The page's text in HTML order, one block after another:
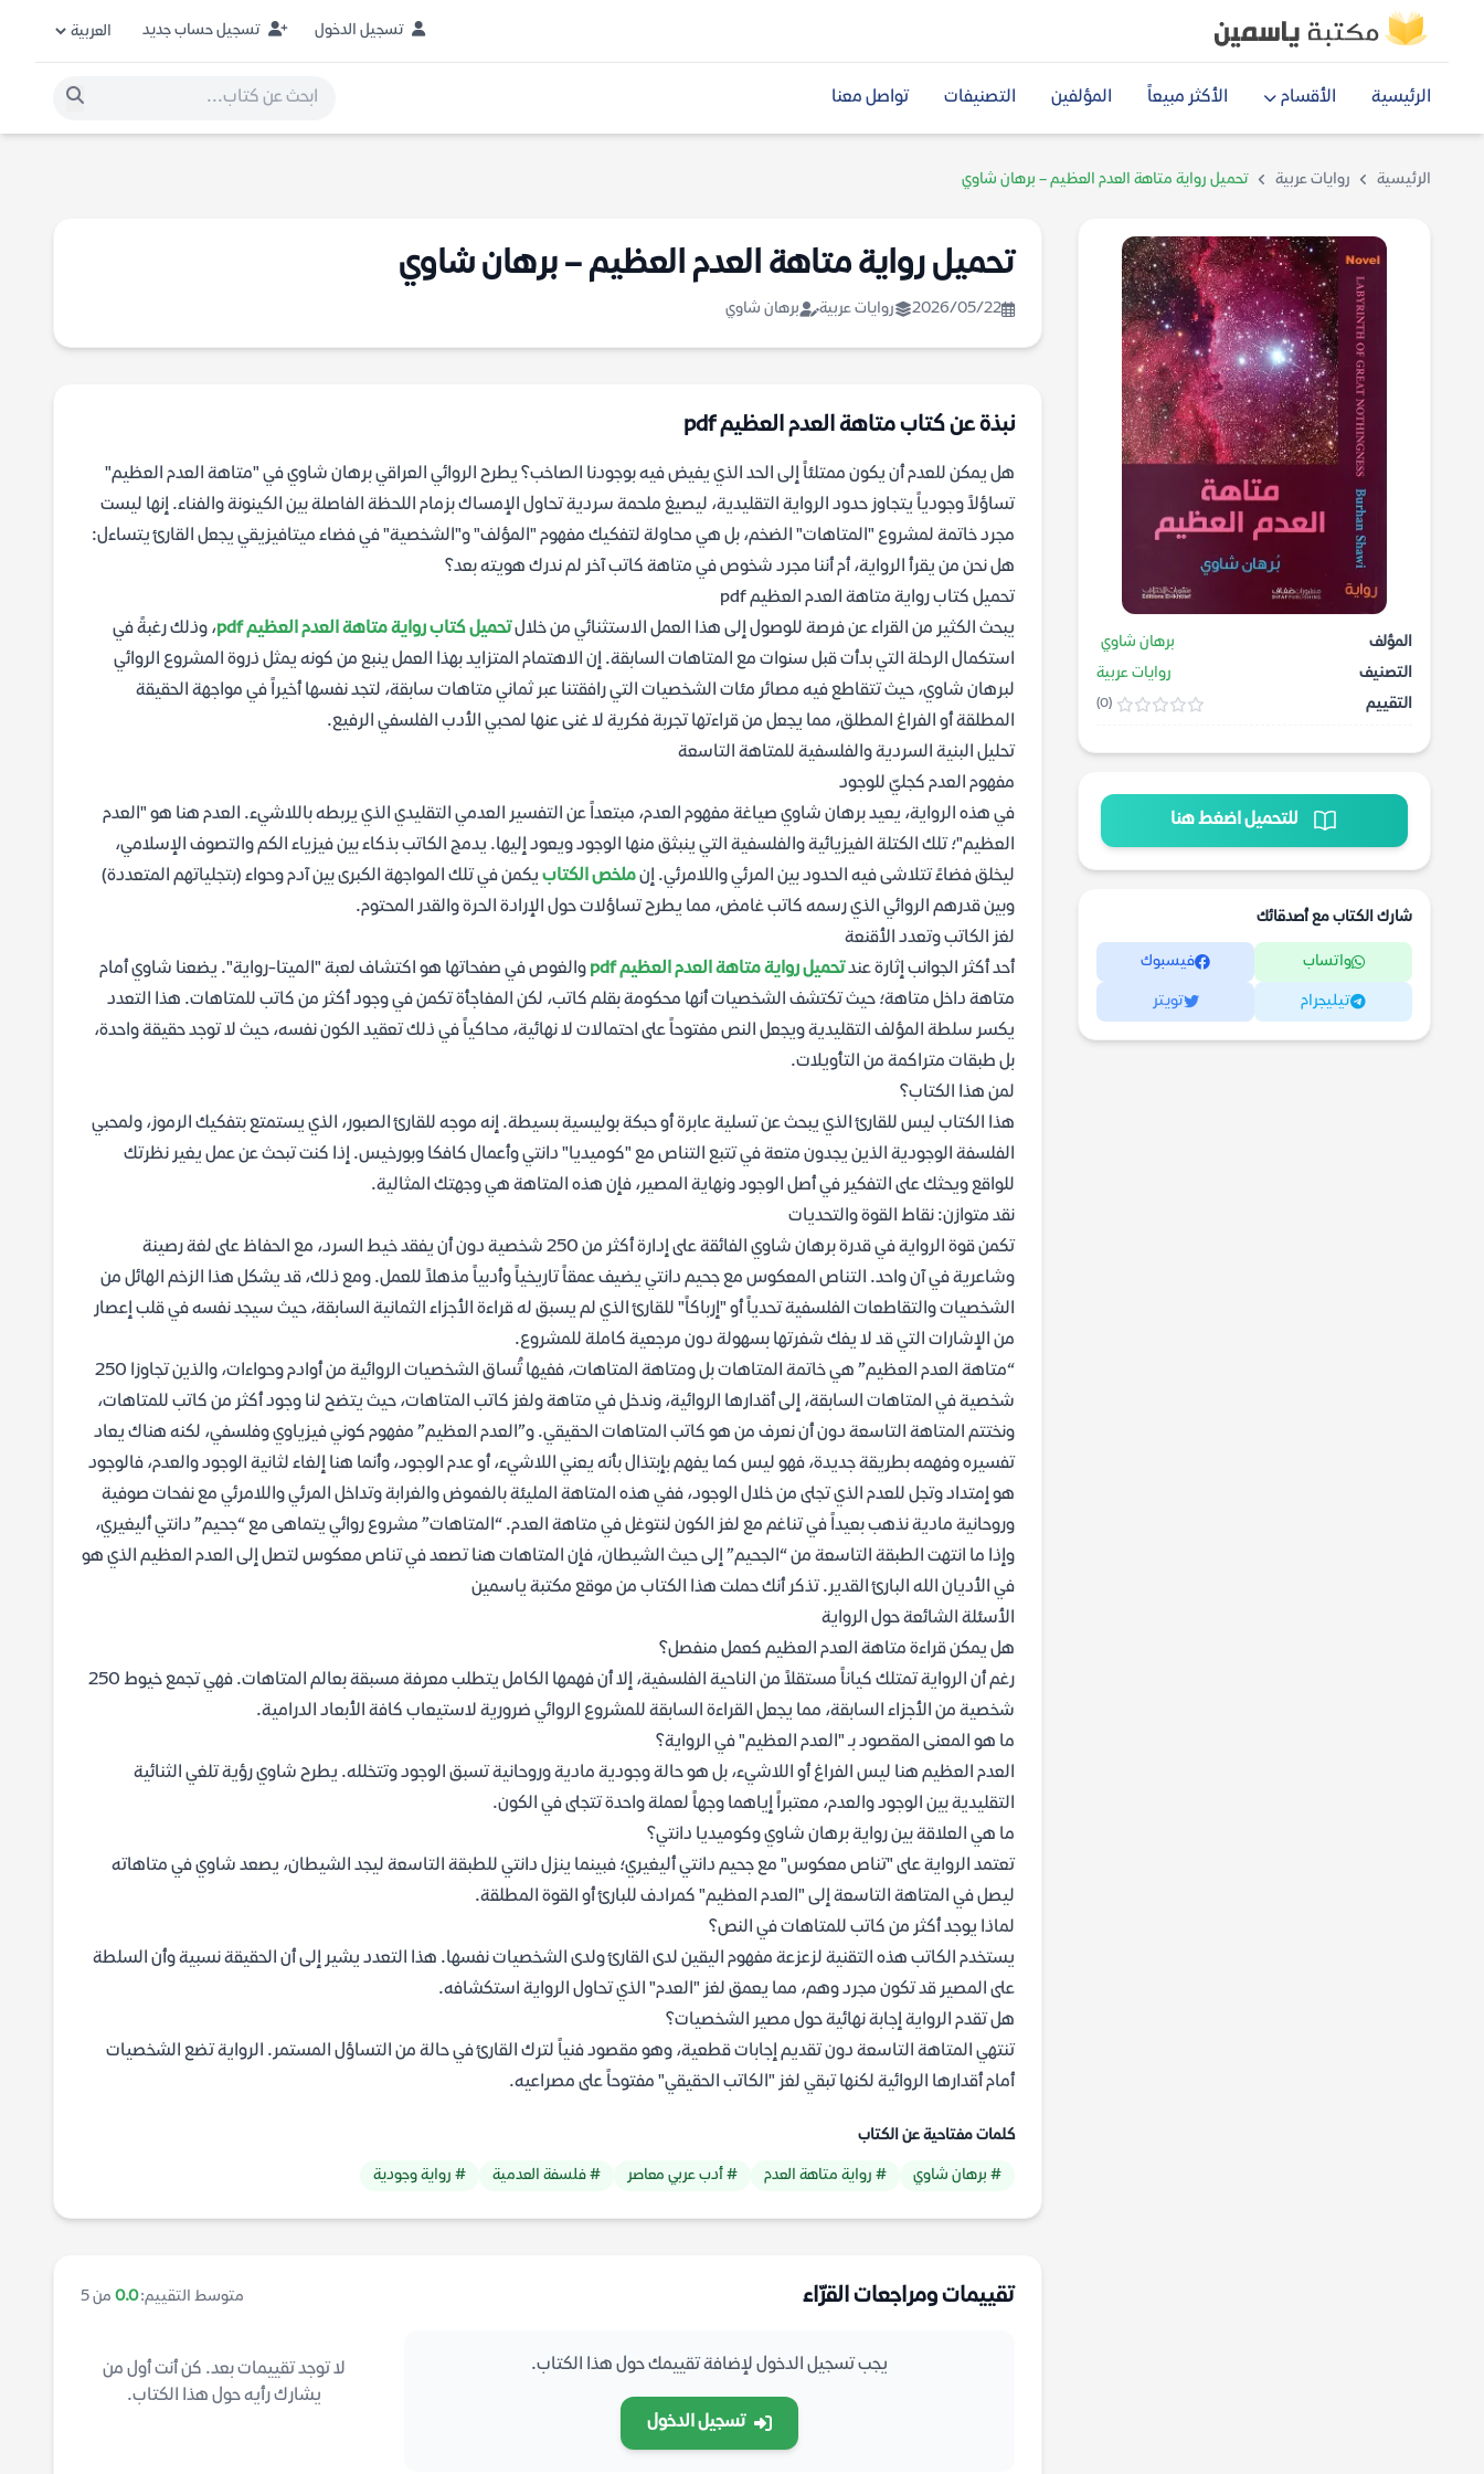
تسجيل الدخول تسجيل حساب جديد
الرئيسية الأقسام الأكثر مبيعاً المؤلفين التصنيفات تواصل معنا
الرئيسية روايات عربية تحميل رواية متاهة العدم العظيم – برهان شاوي
المؤلف
برهان شاوي
التصنيف
روايات عربية
التقييم
(0)
للتحميل اضغط هنا
شارك الكتاب مع أصدقائك
واتساب فيسبوك
تيليجرام تويتر
تحميل رواية متاهة العدم العظيم – برهان شاوي
2026/05/22 روايات عربية برهان شاوي
نبذة عن كتاب متاهة العدم العظيم pdf
هل يمكن للعدم أن يكون ممتلئاً إلى الحد الذي يفيض فيه بوجودنا الصاخب؟ يطرح الروائي العراقي برهان شاوي في "متاهة العدم العظيم"
تساؤلاً وجودياً يتجاوز حدود الرواية التقليدية، ليصيغ ملحمة سردية تحاول الإمساك بزمام اللحظة الفاصلة بين الكينونة والفناء. إنها ليست
مجرد خاتمة لمشروع "المتاهات" الضخم، بل هي محاولة لتفكيك مفهوم "المؤلف" و"الشخصية" في فضاء ميتافيزيقي يجعل القارئ يتساءل:
هل نحن من يقرأ الرواية، أم أننا مجرد شخوص في متاهة كاتب آخر لم ندرك هويته بعد؟
تحميل كتاب رواية متاهة العدم العظيم pdf
يبحث الكثير من القراء عن فرصة للوصول إلى هذا العمل الاستثنائي من خلالتحميل كتاب رواية متاهة العدم العظيم pdf
، وذلك رغبةً في
استكمال الرحلة التي بدأت قبل سنوات مع المتاهات السابقة. إن الاهتمام المتزايد بهذا العمل ينبع من كونه يمثل ذروة المشروع الروائي
لبرهان شاوي، حيث تتقاطع فيه مصائر مئات الشخصيات التي رافقتنا عبر ثماني متاهات سابقة، لتجد نفسها أخيراً في مواجهة الحقيقة
المطلقة أو الفراغ المطلق، مما يجعل من قراءتها تجربة فكرية لا غنى عنها لمحبي الأدب الفلسفي الرفيع.
تحليل البنية السردية والفلسفية للمتاهة التاسعة
مفهوم العدم كجليّ للوجود
في هذه الرواية، يعيد برهان شاوي صياغة مفهوم العدم، مبتعداً عن التفسير العدمي التقليدي الذي يربطه باللاشيء. العدم هنا هو "العدم
العظيم"؛ تلك الكتلة الفيزيائية والفلسفية التي ينبثق منها الوجود ويعود إليها. يدمج الكاتب بذكاء بين فيزياء الكم والتصوف الإسلامي،
ليخلق فضاءً تتلاشى فيه الحدود بين المرئي واللامرئي. إنملخص الكتاب يكمن في تلك المواجهة الكبرى بين آدم وحواء (بتجلياتهم المتعددة)
وبين قدرهم الروائي الذي رسمه كاتب غامض، مما يطرح تساؤلات حول الإرادة الحرة والقدر المحتوم.
لغز الكاتب وتعدد الأقنعة
أحد أكثر الجوانب إثارة عندتحميل رواية متاهة العدم العظيم pdf
والغوص في صفحاتها هو اكتشاف لعبة "الميتا-رواية". يضعنا شاوي أمام
متاهة داخل متاهة؛ حيث تكتشف الشخصيات أنها محكومة بقلم كاتب، لكن المفاجأة تكمن في وجود أكثر من كاتب للمتاهات. هذا التعدد
يكسر سلطة المؤلف التقليدية ويجعل النص مفتوحاً على احتمالات لا نهائية، محاكياً في ذلك تعقيد الكون نفسه، حيث لا توجد حقيقة واحدة،
بل طبقات متراكمة من التأويلات.
لمن هذا الكتاب؟
هذا الكتاب ليس للقارئ الذي يبحث عن تسلية عابرة أو حبكة بوليسية بسيطة. إنه موجه للقارئ الصبور، الذي يستمتع بتفكيك الرموز، ولمحبي
الفلسفة الوجودية الذين يجدون متعة في تتبع التناص مع "كوميديا" دانتي وأعمال كافكا وبورخيس. إذا كنت تبحث عن عمل يغير نظرتك
للواقع ويحثك على التفكير في أصل الوجود ونهاية المصير، فإن هذه المتاهة هي وجهتك المثالية.
نقد متوازن: نقاط القوة والتحديات
تكمن قوة الرواية في قدرة برهان شاوي الفائقة على إدارة أكثر من 250 شخصية دون أن يفقد خيط السرد، مع الحفاظ على لغة رصينة
وشاعرية في آن واحد. التناص المعكوس مع جحيم دانتي يضيف عمقاً تاريخياً وأدبياً مذهلاً للعمل. ومع ذلك، قد يشكل هذا الزخم الهائل من
الشخصيات والتقاطعات الفلسفية تحدياً أو "إرباكاً" للقارئ الذي لم يسبق له قراءة الأجزاء الثمانية السابقة، حيث سيجد نفسه في قلب إعصار
من الإشارات التي قد لا يفك شفرتها بسهولة دون مرجعية كاملة للمشروع.
“متاهة العدم العظيم” هي خاتمة المتاهات بل ومتاهة المتاهات، ففيها تُساق الشخصيات الروائية من أوادم وحواءات، والذين تجاوزا 250
شخصية في المتاهات السابقة، إلى أقدارها الروائية، وندخل في متاهة ولغز كاتب المتاهات، حيث يتضح لنا وجود أكثر من كاتب للمتاهات،
ونختتم المتاهة التاسعة دون أن نعرف من هو كاتب المتاهات الحقيقي. و”العدم العظيم” مفهوم كوني فيزياوي وفلسفي، لكنه هناك يعاد
تفسيره وفهمه بطريقة جديدة، فهو ليس كما يفهم بإبتذال بأنه يعني اللاشيء، أو عدم الوجود، وأنما هنا إلغاء لثانية الوجود والعدم، فالوجود
هو إمتداد وتجل للعدم الذي تجلى من خلال الوجود، ففي هذه المتاهة المليئة بالغموض والغرابة وتداخل المرئي واللامرئي مع نفحات صوفية
وروحانية مادية نذهب بعيداً في تناغم مع لغز الكون لنتوغل في متاهة العدم. “المتاهات” مشروع روائي يتماهى مع “جحيم” دانتي أليغيري،
وإذا ما انتهت الطبقة التاسعة من “الجحيم” إلى حيث الشيطان، فإن المتاهات هنا تصعد في تناص معكوس لتصل إلى العدم العظيم الذي هو
في الأديان الله البارئ القدير. تذكر أنك حملت هذا الكتاب من موقع مكتبة ياسمين
الأسئلة الشائعة حول الرواية
هل يمكن قراءة متاهة العدم العظيم كعمل منفصل؟
رغم أن الرواية تمتلك كياناً مستقلاً من الناحية الفلسفية، إلا أن فهمها الكامل يتطلب معرفة مسبقة بعالم المتاهات. فهي تجمع خيوط 250
شخصية من الأجزاء السابقة، مما يجعل القراءة السابقة للمشروع الروائي ضرورية لاستيعاب كافة الأبعاد الدرامية.
ما هو المعنى المقصود بـ "العدم العظيم" في الرواية؟
العدم العظيم هنا ليس الفراغ أو اللاشيء، بل هو حالة وجودية مادية وروحانية تسبق الوجود وتتخلله. يطرح شاوي رؤية تلغي الثنائية
التقليدية بين الوجود والعدم، معتبراً إياهما وجهاً لعملة واحدة تتجلى في الكون.
ما هي العلاقة بين رواية برهان شاوي وكوميديا دانتي؟
تعتمد الرواية على "تناص معكوس" مع جحيم دانتي أليغيري؛ فبينما ينزل دانتي للطبقة التاسعة ليجد الشيطان، يصعد شاوي في متاهاته
ليصل في المتاهة التاسعة إلى "العدم العظيم" كمرادف للبارئ أو القوة المطلقة.
لماذا يوجد أكثر من كاتب للمتاهات في النص؟
يستخدم الكاتب هذه التقنية لزعزعة مفهوم اليقين لدى القارئ ولدى الشخصيات نفسها. هذا التعدد يشير إلى أن الحقيقة نسبية وأن السلطة
على المصير قد تكون مجرد وهم، مما يعمق لغز "العدم" الذي تحاول الرواية استكشافه.
هل تقدم الرواية إجابة نهائية حول مصير الشخصيات؟
تنتهي المتاهة التاسعة دون تقديم إجابات قطعية، وهو مقصود فنياً لترك القارئ في حالة من التساؤل المستمر. الرواية تضع الشخصيات
أمام أقدارها الروائية لكنها تبقي لغز "الكاتب الحقيقي" مفتوحاً على مصراعيه.
كلمات مفتاحية عن الكتاب
# برهان شاوي # رواية متاهة العدم # أدب عربي معاصر # فلسفة العدمية # رواية وجودية
تقييمات ومراجعات القرّاء متوسط التقييم:0.0 من 5
يجب تسجيل الدخول لإضافة تقييمك حول هذا الكتاب.
تسجيل الدخول
لا توجد تقييمات بعد. كن أنت أول من
يشارك رأيه حول هذا الكتاب.